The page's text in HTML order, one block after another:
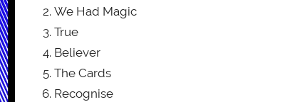
We Had Magic
True
Believer
The Cards
Recognise